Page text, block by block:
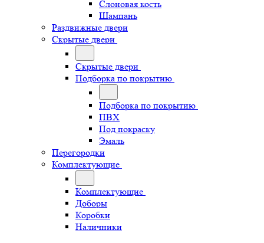
Слоновая кость
Шампань
Раздвижные двери
Скрытые двери
Скрытые двери
Подборка по покрытию
Подборка по покрытию
ПВХ
Под покраску
Эмаль
Перегородки
Комплектующие
Комплектующие
Доборы
Коробки
Наличники